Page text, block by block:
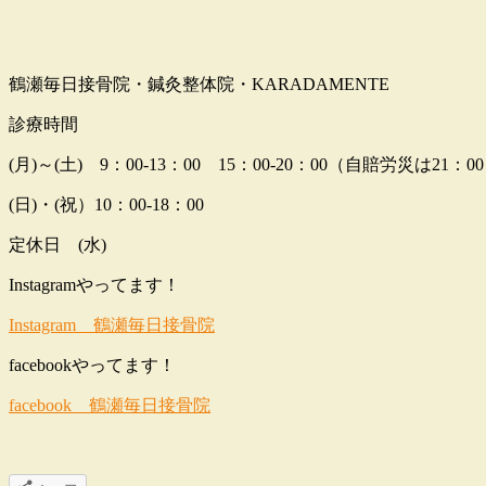
鶴瀬毎日接骨院・鍼灸整体院・KARADAMENTE
診療時間
(月)～(土) 9：00-13：00 15：00-20：00（自賠労災は21：
(日)・(祝）10：00-18：00
定休日 (水)
Instagramやってます！
Instagram 鶴瀬毎日接骨院
facebookやってます！
facebook 鶴瀬毎日接骨院